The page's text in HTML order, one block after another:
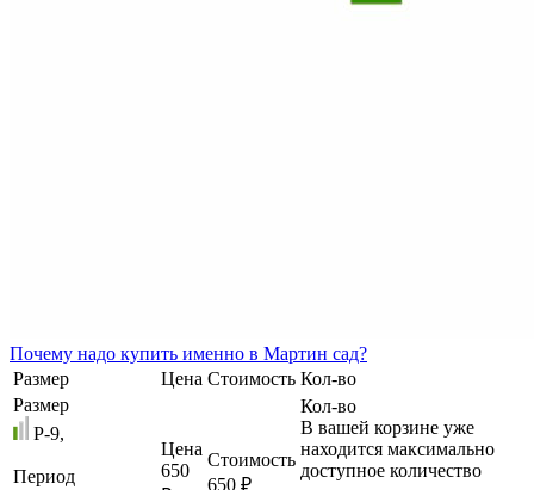
Почему надо купить именно в Мартин сад?
Размер
Цена Стоимость Кол-во
Размер
P-9,
Период
Цена
650
Стоимость
650 ₽
Кол-во
В вашей корзине уже
находится максимально
доступное количество